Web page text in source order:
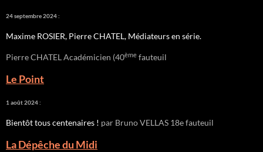
24 septembre 2024 :
Maxime ROSIER, Pierre CHATEL, Médiateurs en série.
Pierre CHATEL Académicien (40ème fauteuil
Le Point
1 août 2024 :
Bientôt tous centenaires ! par Bruno VELLAS 18e fauteuil
La Dépêche du Midi